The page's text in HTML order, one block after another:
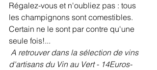
Régalez-vous et n'oubliez pas : tous
les champignons sont comestibles.
Certain ne le sont par contre qu'une
seule fois!...
A retrouver dans la sélection de vins
d'artisans du Vin au Vert - 14Euros-